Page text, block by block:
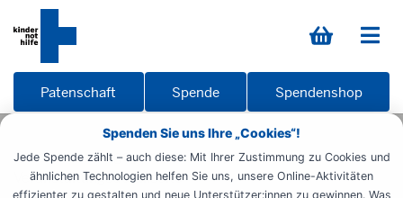
Spenden Sie uns Ihre „Cookies“!
Jede Spende zählt – auch diese: Mit Ihrer Zustimmung zu Cookies und
ähnlichen Technologien helfen Sie uns, unsere Online-Aktivitäten
effizienter zu gestalten und neue Unterstützer:innen zu gewinnen. Was
Patenschaft Spende Spendenshop
Startseite Engagieren Zeit spenden
Ehrenamt
Veranstaltungsdetailseite